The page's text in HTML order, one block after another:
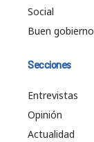
Social
Buen gobierno
Secciones
Entrevistas
Opinión
Actualidad